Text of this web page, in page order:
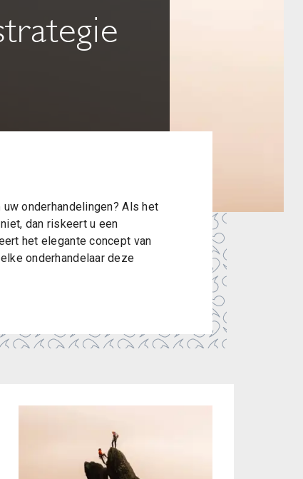
onderhandelingen? Als het
dan riskeert u een
het elegante concept van
onderhandelaar deze